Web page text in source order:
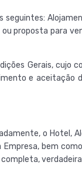
proposta para
Gerais, cujo
e aceitação
o Hotel,
bem